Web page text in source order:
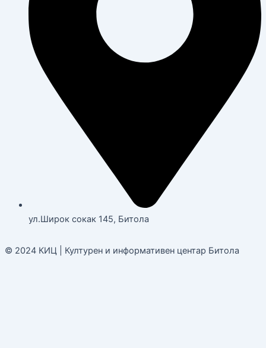
ул.Широк сокак 145, Битола
© 2024 КИЦ | Културен и информативен центар Битола